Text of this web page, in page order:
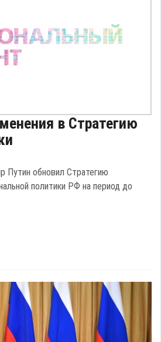
в Стратегию
Путин обновил Стратегию
политики РФ на период до